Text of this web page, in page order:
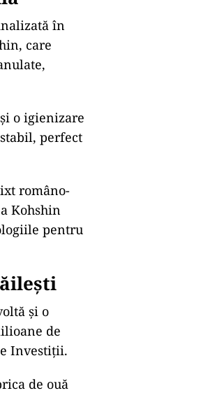
în
care
o igienizare
perfect
româno-
Kohshin
pentru
și o
de
Investiții.
de ouă